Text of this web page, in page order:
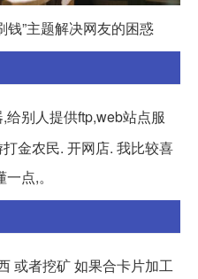
钱”主题解决网友的困惑
给别人提供ftp,web站点服
金农民. 开网店. 我比较喜
点,。
或者挖矿 如果合卡片加工